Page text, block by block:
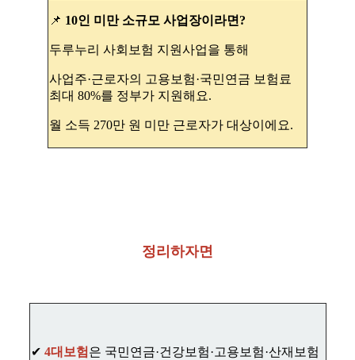
📌 10인 미만 소규모 사업장이라면?
두루누리 사회보험 지원사업을 통해
사업주·근로자의 고용보험·국민연금 보험료
최대 80%를 정부가 지원해요.
월 소득 270만 원 미만 근로자가 대상이에요.
정리하자면
✔ 4대보험 은 국민연금·건강보험·고용보험·산재보험